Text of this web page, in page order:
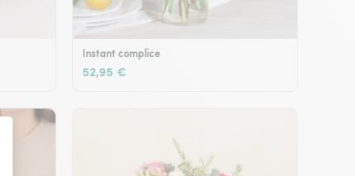
Instant complice
52,95 €